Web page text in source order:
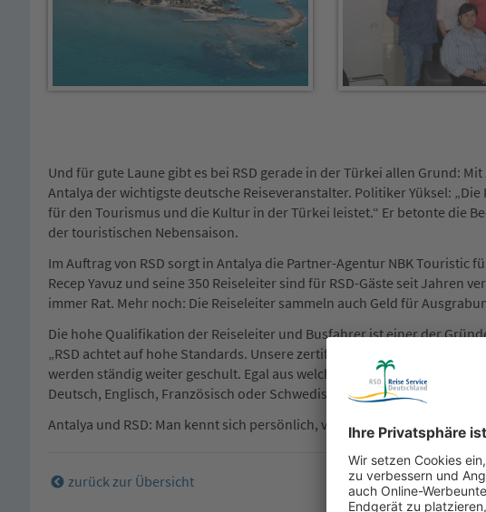
Und für gute Laune gibt es bei RSD gerade in der Türkei allen Grund:
Antalya der wichtigste deutsche Reiseveranstalter. Politiker Yüksel:
für den Tourismus und die Kultur in der Türkei leistet.“ Er betonte die
der touristischen Nebensaison.
Im Auftrag von RSD sorgt in Antalya die Partner-Agentur NBK
Recep Yavuz und seine 350 Reiseleiter sind für RSD-Gäste seit Jahren
immer Rat. Mehr noch: Die Reiseleiter sammeln auch Geld für
Die hohe Qualifikation der Reiseleiter und Busfahrer ist einer der
„RSD achtet auf hohe Standards. Unsere zertifizierten Reiseleiter
werden ständig weiter geschult. Egal aus welchem Land die Gäste
Deutsch, Englisch, Französisch oder Schwedisch.“
Antalya und RSD: Man kennt sich persönlich, vertraut einander – und
zurück zur Übersicht